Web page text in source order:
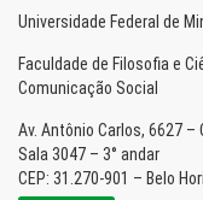
Universidade Federal de
Faculdade de Filosofia e
Comunicação Social
Av. Antônio Carlos, 6627 –
Sala 3047 – 3° andar
CEP: 31.270-901 – Belo